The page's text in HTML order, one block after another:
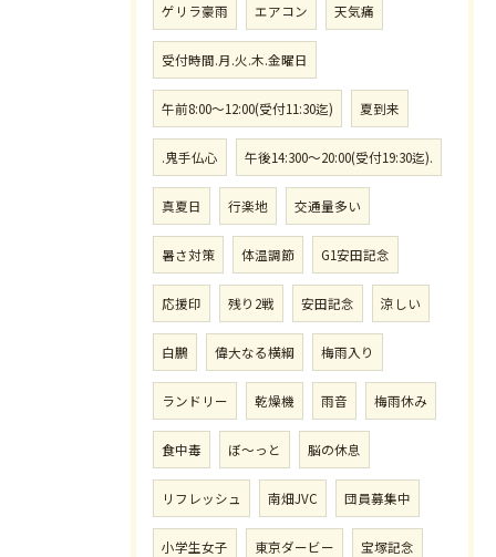
ゲリラ豪雨 エアコン 天気痛
受付時間.月.火.木.金曜日
午前8:00〜12:00(受付11:30迄) 夏到来
.鬼手仏心 午後14:300〜20:00(受付19:30迄).
真夏日 行楽地 交通量多い
暑さ対策 体温調節 G1安田記念
応援印 残り2戦 安田記念 涼しい
白鵬 偉大なる横綱 梅雨入り
ランドリー 乾燥機 雨音 梅雨休み
食中毒 ぼ〜っと 脳の休息
リフレッシュ 南畑JVC 団員募集中
小学生女子 東京ダービー 宝塚記念